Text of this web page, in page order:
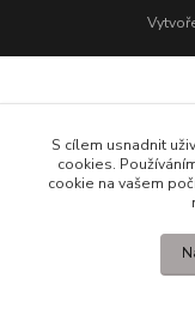
S cílem usnadnit
cookies.
cookie na vašem